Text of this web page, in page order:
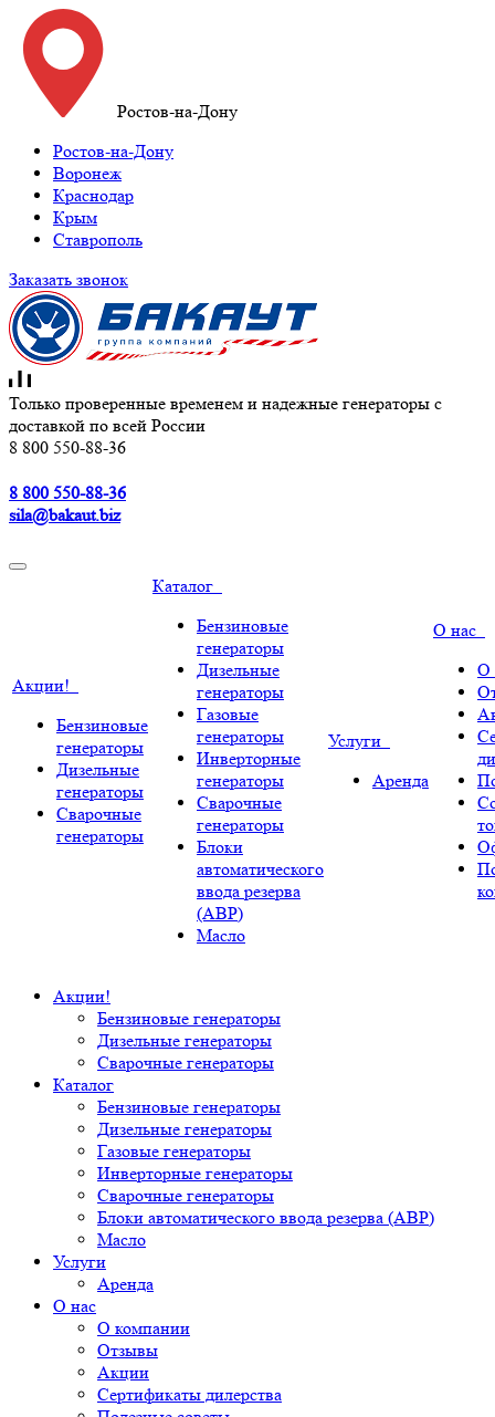
Ростов-на-Дону
Ростов-на-Дону
Воронеж
Краснодар
Крым
Ставрополь
Заказать звонок
Только проверенные временем и надежные генераторы с
доставкой по всей России
8 800 550-88-36
8 800 550-88-36
sila@bakaut.biz
Акции!
Бензиновые
генераторы
Дизельные
генераторы
Сварочные
генераторы
Каталог
Бензиновые
генераторы
Дизельные
генераторы
Газовые
генераторы
Инверторные
генераторы
Сварочные
генераторы
Блоки
автоматического
ввода резерва
(АВР)
Масло
Услуги
Аренда
О нас
О
Акции!
Бензиновые генераторы
Дизельные генераторы
Сварочные генераторы
Каталог
Бензиновые генераторы
Дизельные генераторы
Газовые генераторы
Инверторные генераторы
Сварочные генераторы
Блоки автоматического ввода резерва (АВР)
Масло
Услуги
Аренда
О нас
О компании
Отзывы
Акции
Сертификаты дилерства